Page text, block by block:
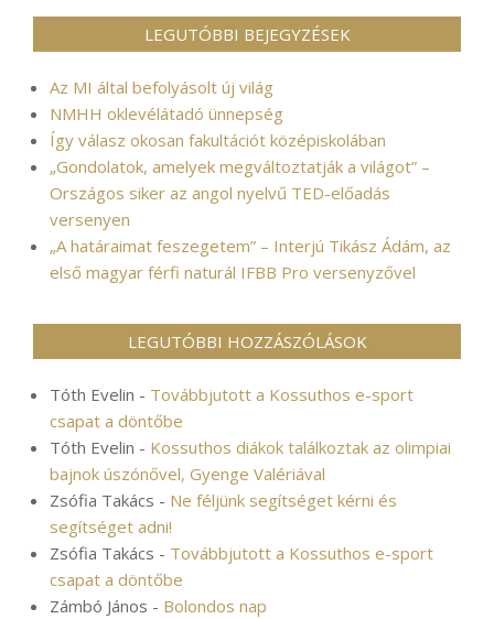
LEGUTÓBBI BEJEGYZÉSEK
Az MI által befolyásolt új világ
NMHH oklevélátadó ünnepség
Így válasz okosan fakultációt középiskolában
„Gondolatok, amelyek megváltoztatják a világot” –
Országos siker az angol nyelvű TED-előadás
versenyen
„A határaimat feszegetem” – Interjú Tikász Ádám, az
első magyar férfi naturál IFBB Pro versenyzővel
LEGUTÓBBI HOZZÁSZÓLÁSOK
Tóth Evelin - Továbbjutott a Kossuthos e-sport
csapat a döntőbe
Tóth Evelin - Kossuthos diákok találkoztak az olimpiai
bajnok úszónővel, Gyenge Valériával
Zsófia Takács - Ne féljünk segítséget kérni és
segítséget adni!
Zsófia Takács - Továbbjutott a Kossuthos e-sport
csapat a döntőbe
Zámbó János - Bolondos nap